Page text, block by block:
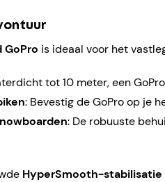
GoPro is ideaal voor het
tot 10 meter, een
: Bevestig de GoPro op je
: De robuuste
HyperSmooth-stabilisatie